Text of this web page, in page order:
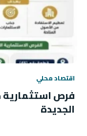
اقتصاد محلي
فرص استثمارية
الجديدة